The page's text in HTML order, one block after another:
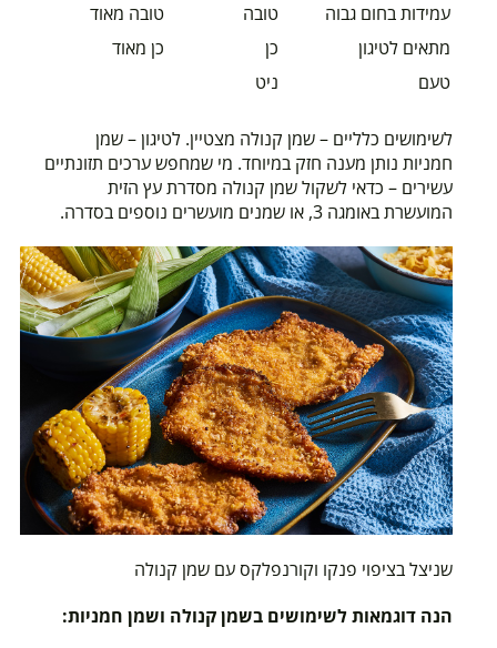
עמידות בחום גבוה
טובה
טובה מאוד
מתאים לטיגון
כן
כן מאוד
טעם
ניט
לשימושים כלליים – שמן קנולה מצטיין. לטיגון – שמן
חמניות נותן מענה חזק במיוחד. מי שמחפש ערכים תזונתיים
עשירים – כדאי לשקול שמן קנולה מסדרת עץ הזית
המועשרת באומגה 3, או שמנים מועשרים נוספים בסדרה.
שניצל בציפוי פנקו וקורנפלקס עם שמן קנולה
הנה דוגמאות לשימושים בשמן קנולה ושמן חמניות: